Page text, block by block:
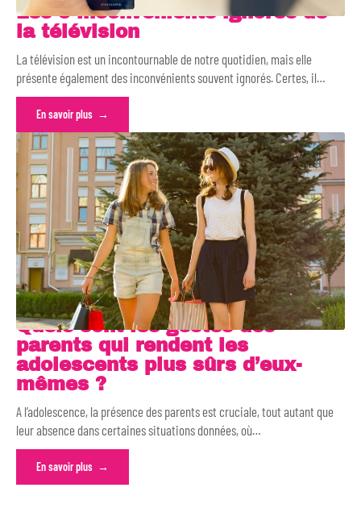
Les 5 inconvénients ignorés de
la télévision
La télévision est un incontournable de notre quotidien, mais elle
présente également des inconvénients souvent ignorés. Certes, il…
En savoir plus
Quels sont les gestes des
parents qui rendent les
adolescents plus sûrs d’eux-
mêmes ?
A l’adolescence, la présence des parents est cruciale, tout autant que
leur absence dans certaines situations données, où…
En savoir plus